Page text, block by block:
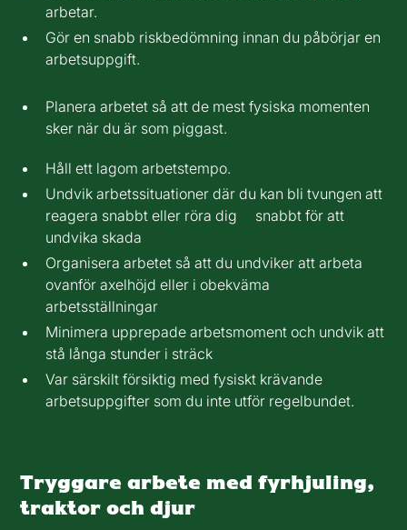
arbetar.
Gör en snabb riskbedömning innan du påbörjar en
arbetsuppgift.
Planera arbetet så att de mest fysiska momenten
sker när du är som piggast.
Håll ett lagom arbetstempo.
Undvik arbetssituationer där du kan bli tvungen att
reagera snabbt eller röra dig snabbt för att
undvika skada
Organisera arbetet så att du undviker att arbeta
ovanför axelhöjd eller i obekväma
arbetsställningar
Minimera upprepade arbetsmoment och undvik att
stå långa stunder i sträck
Var särskilt försiktig med fysiskt krävande
arbetsuppgifter som du inte utför regelbundet.
Tryggare arbete med fyrhjuling,
traktor och djur